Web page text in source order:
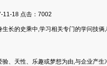
11-18 点击：7002
的史乘中,学习相关专门的学问技俩
、天性、乐趣或梦想为由,与企业产生